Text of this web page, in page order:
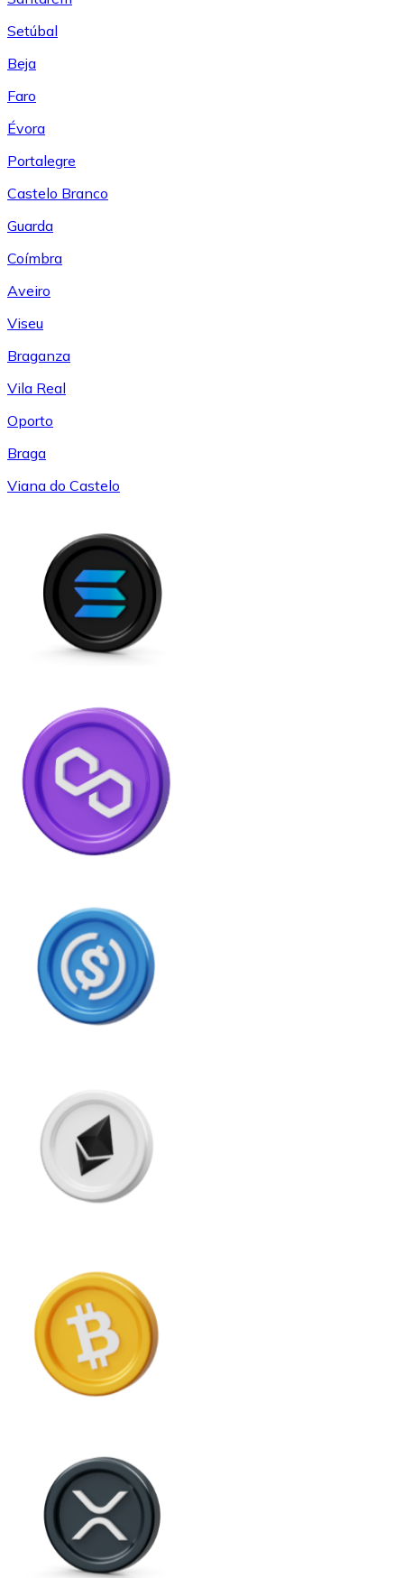
Setúbal
Beja
Faro
Évora
Portalegre
Castelo Branco
Guarda
Coímbra
Aveiro
Viseu
Braganza
Vila Real
Oporto
Braga
Viana do Castelo